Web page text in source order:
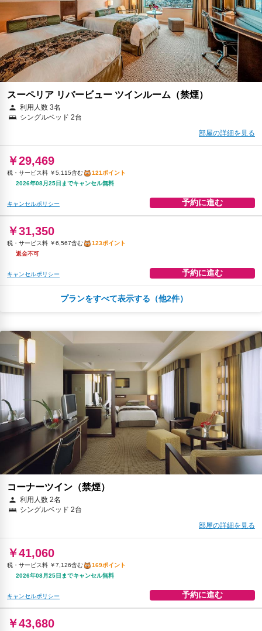
税・サービス料 ￥6,743含む
127ポイント
返金不可
キャンセルポリシー 予約に進む
スーペリア リバービュー ツインルーム（禁煙）
利用人数 3名
シングルベッド 2台
部屋の詳細を見る
￥29,469
税・サービス料 ￥5,115含む
121ポイント
2026年08月25日までキャンセル無料
キャンセルポリシー 予約に進む
￥31,350
税・サービス料 ￥6,567含む
123ポイント
返金不可
キャンセルポリシー 予約に進む
税・サービス料 ￥5,728含む
136ポイント
2026年08月25日までキャンセル無料
キャンセルポリシー 予約に進む
税・サービス料 ￥7,355含む
138ポイント
返金不可
キャンセルポリシー 予約に進む
プランをすべて表示する（他2件）
コーナーツイン（禁煙）
利用人数 2名
シングルベッド 2台
部屋の詳細を見る
￥41,060
税・サービス料 ￥7,126含む
169ポイント
2026年08月25日までキャンセル無料
キャンセルポリシー 予約に進む
￥43,680